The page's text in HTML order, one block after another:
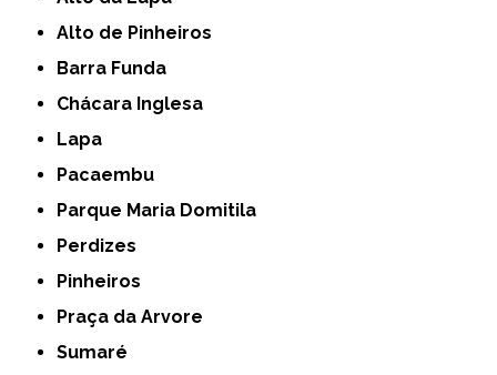
Alto de Pinheiros
Barra Funda
Chácara Inglesa
Lapa
Pacaembu
Parque Maria Domitila
Perdizes
Pinheiros
Praça da Arvore
Sumaré